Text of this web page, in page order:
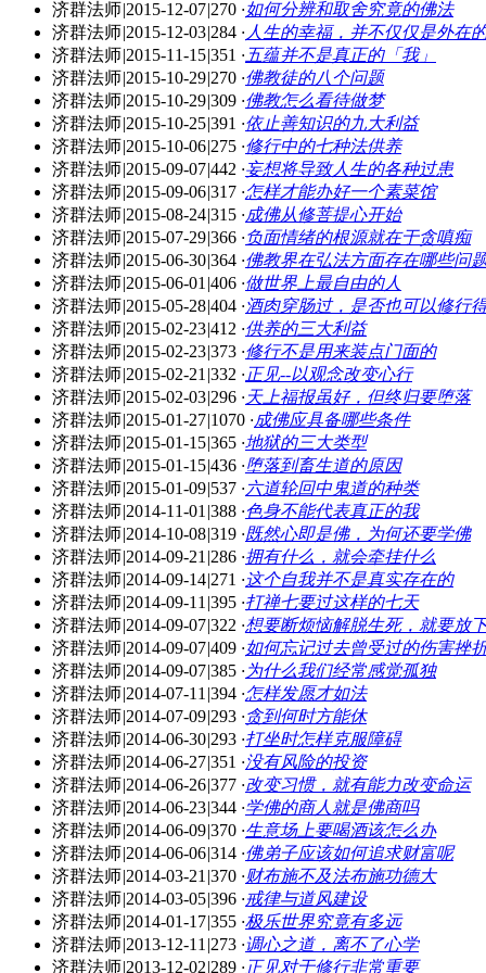
济群法师|2015-12-07|270 ·如何分辨和取舍究竟的佛法
济群法师|2015-12-03|284 · 人生的幸福，并不仅仅是外在
济群法师|2015-11-15|351 · 五蕴并不是真正的「我」
济群法师|2015-10-29|270 ·佛教徒的八个问题
济群法师|2015-10-29|309 ·佛教怎么看待做梦
济群法师|2015-10-25|391 ·依止善知识的九大利益
济群法师|2015-10-06|275 ·修行中的七种法供养
济群法师|2015-09-07|442 ·妄想将导致人生的各种过患
济群法师|2015-09-06|317 ·怎样才能办好一个素菜馆
济群法师|2015-08-24|315 ·成佛从修菩提心开始
济群法师|2015-07-29|366 ·负面情绪的根源就在于贪嗔痴
济群法师|2015-06-30|364 ·佛教界在弘法方面存在哪些问
济群法师|2015-06-01 |406 ·做世界上最自由的人
济群法师|2015-05-28|404 ·酒肉穿肠过，是否也可以修行
济群法师|2015-02-23|412 ·供养的三大利益
济群法师|2015-02-23|373 ·修行不是用来装点门面的
济群法师|2015-02-21 |332 · 正见--以观念改变心行
济群法师|2015-02-03|296 · 天上福报虽好，但终归要堕落
济群法师|2015-01-27|1070 ·成佛应具备哪些条件
济群法师|2015-01-15|365 ·地狱的三大类型
济群法师|2015-01-15|436 ·堕落到畜生道的原因
济群法师|2015-01-09|537 · 六道轮回中鬼道的种类
济群法师|2014-11-01 |388 ·色身不能代表真正的我
济群法师|2014-10-08|319 ·既然心即是佛，为何还要学佛
济群法师|2014-09-21 |286 ·拥有什么，就会牵挂什么
济群法师|2014-09-14|271 ·这个自我并不是真实存在的
济群法师|2014-09-11 |395 ·打禅七要过这样的七天
济群法师|2014-09-07|322 ·想要断烦恼解脱生死，就要放
济群法师|2014-09-07|409 ·如何忘记过去曾受过的伤害挫
济群法师|2014-09-07|385 · 为什么我们经常感觉孤独
济群法师|2014-07-11 |394 ·怎样发愿才如法
济群法师|2014-07-09|293 ·贪到何时方能休
济群法师|2014-06-30|293 ·打坐时怎样克服障碍
济群法师|2014-06-27|351 ·没有风险的投资
济群法师|2014-06-26|377 ·改变习惯，就有能力改变命运
济群法师|2014-06-23|344 ·学佛的商人就是佛商吗
济群法师|2014-06-09|370 ·生意场上要喝酒该怎么办
济群法师|2014-06-06|314 ·佛弟子应该如何追求财富呢
济群法师|2014-03-21 |370 ·财布施不及法布施功德大
济群法师|2014-03-05|396 ·戒律与道风建设
济群法师|2014-01-17|355 ·极乐世界究竟有多远
济群法师|2013-12-11 |273 ·调心之道，离不了心学
济群法师|2013-12-02|289 · 正见对于修行非常重要